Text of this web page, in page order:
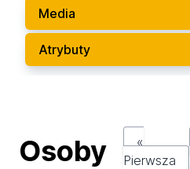
Media
Atrybuty
Osoby
«
Pierwsza